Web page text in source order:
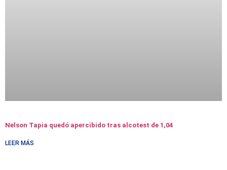
Nelson Tapia quedó apercibido tras alcotest de 1,04
LEER MÁS